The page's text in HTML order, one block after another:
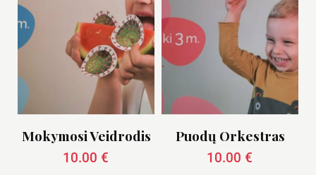
Mokymosi Veidrodis
10.00 €
Puodų Orkestras
10.00 €